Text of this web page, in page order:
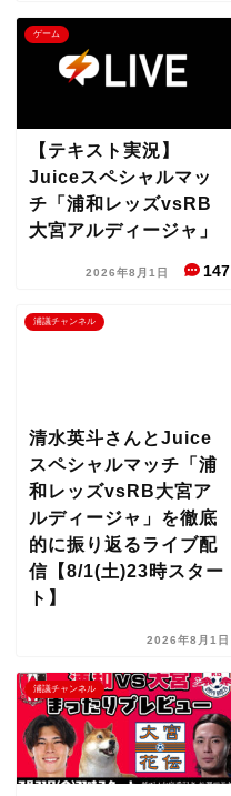
ゲーム
【テキスト実況】
Juiceスペシャルマッ
チ「浦和レッズvsRB
大宮アルディージャ」
2026年8月1日 147
浦議チャンネル
清水英斗さんとJuice
スペシャルマッチ「浦
和レッズvsRB大宮ア
ルディージャ」を徹底
的に振り返るライブ配
信【8/1(土)23時スター
ト】
2026年8月1日
浦議チャンネル